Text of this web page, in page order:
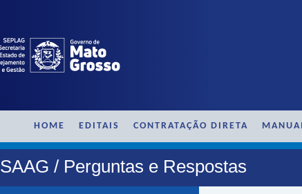
HOME EDITAIS CONTRATAÇÃO DIRETA
SAAG / Perguntas e Respostas